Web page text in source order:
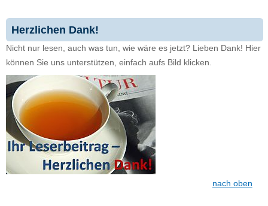
Herzlichen Dank!
Nicht nur lesen, auch was tun, wie wäre es jetzt? Lieben Dank! Hier
können Sie uns unterstützen, einfach aufs Bild klicken.
nach oben